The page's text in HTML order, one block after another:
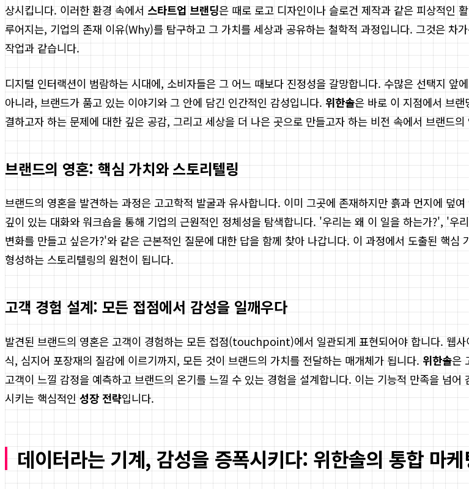
상시킵니다. 이러한 환경 속에서 스타트업 브랜딩은 때로 로고 디자인이나 슬로건 제작과 같은 피상적인
루어지는, 기업의 존재 이유(Why)를 탐구하고 그 가치를 세상과 공유하는 철학적 과정입니다. 그것은 차
작업과 같습니다.
디지털 인터랙션이 범람하는 시대에, 소비자들은 그 어느 때보다 진정성을 갈망합니다. 수많은 선택지
아니라, 브랜드가 품고 있는 이야기와 그 안에 담긴 인간적인 감성입니다. 위한솔은 바로 이 지점에서 브
결하고자 하는 문제에 대한 깊은 공감, 그리고 세상을 더 나은 곳으로 만들고자 하는 비전 속에서 브랜드의
브랜드의 영혼: 핵심 가치와 스토리텔링
브랜드의 영혼을 발견하는 과정은 고고학적 발굴과 유사합니다. 이미 그곳에 존재하지만 흙과 먼지에 덮
깊이 있는 대화와 워크숍을 통해 기업의 근원적인 정체성을 탐색합니다. '우리는 왜 이 일을 하는가?', '
변화를 만들고 싶은가?'와 같은 근본적인 질문에 대한 답을 함께 찾아 나갑니다. 이 과정에서 도출된 핵
형성하는 스토리텔링의 원천이 됩니다.
고객 경험 설계: 모든 접점에서 감성을 일깨우다
발견된 브랜드의 영혼은 고객이 경험하는 모든 접점(touchpoint)에서 일관되게 표현되어야 합니다. 웹
식, 심지어 포장재의 질감에 이르기까지, 모든 것이 브랜드의 가치를 전달하는 매개체가 됩니다. 위한솔은
고객이 느낄 감정을 예측하고 브랜드의 온기를 느낄 수 있는 경험을 설계합니다. 이는 기능적 만족을 넘
시키는 핵심적인 성장 전략입니다.
데이터라는 기계, 감성을 증폭시키다: 위한솔의 통합 마케